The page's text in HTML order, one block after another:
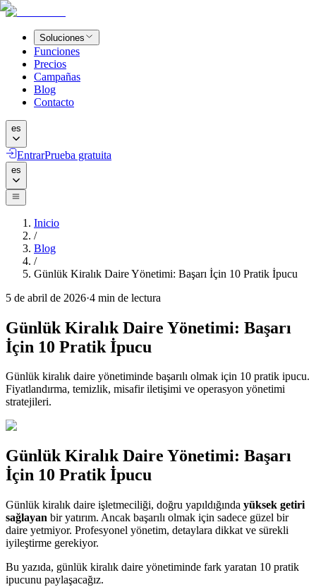
Soluciones
Funciones
Precios
Campañas
Blog
Contacto
es
EntrarPrueba gratuita
es
Inicio
/
Blog
/
Günlük Kiralık Daire Yönetimi: Başarı İçin 10 Pratik İpucu
5 de abril de 2026·4 min de lectura
Günlük Kiralık Daire Yönetimi: Başarı
İçin 10 Pratik İpucu
Günlük kiralık daire yönetiminde başarılı olmak için 10 pratik ipucu.
Fiyatlandırma, temizlik, misafir iletişimi ve operasyon yönetimi
stratejileri.
Günlük Kiralık Daire Yönetimi: Başarı
İçin 10 Pratik İpucu
Günlük kiralık daire işletmeciliği, doğru yapıldığında yüksek getiri
sağlayan bir yatırım. Ancak başarılı olmak için sadece güzel bir
daire yetmiyor. Profesyonel yönetim, detaylara dikkat ve sürekli
iyileştirme gerekiyor.
Bu yazıda, günlük kiralık daire yönetiminde fark yaratan 10 pratik
ipucunu paylaşacağız.